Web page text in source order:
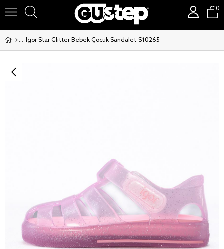
0
Igor Star Glitter Bebek-Çocuk Sandalet-S10265